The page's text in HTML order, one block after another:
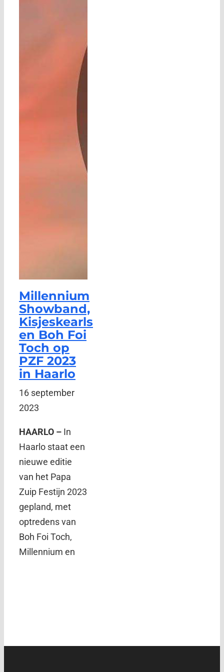
Millennium
Showband,
Kisjeskearls
en Boh Foi
Toch op
PZF 2023
in Haarlo
16 september
2023
HAARLO – In
Haarlo staat een
nieuwe editie
van het Papa
Zuip Festijn 2023
gepland, met
optredens van
Boh Foi Toch,
Millennium en